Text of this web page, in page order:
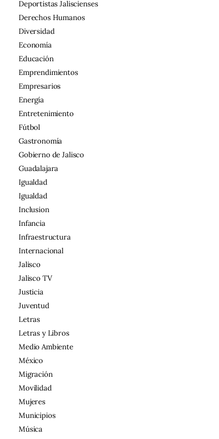
Deportistas Jaliscienses
Derechos Humanos
Diversidad
Economía
Educación
Emprendimientos
Empresarios
Energía
Entretenimiento
Fútbol
Gastronomía
Gobierno de Jalisco
Guadalajara
Igualdad
Igualdad
Inclusion
Infancia
Infraestructura
Internacional
Jalisco
Jalisco TV
Justicia
Juventud
Letras
Letras y Libros
Medio Ambiente
México
Migración
Movilidad
Mujeres
Municipios
Música